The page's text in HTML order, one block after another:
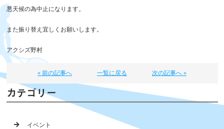
悪天候の為中止になります。
また振り替え宜しくお願いします。
アクシズ野村
« 前の記事へ 一覧に戻る 次の記事へ »
カテゴリー
イベント